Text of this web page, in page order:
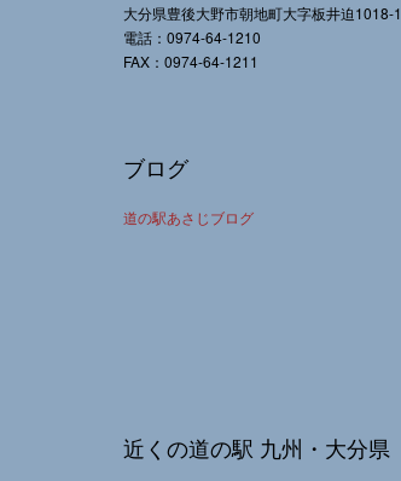
大分県豊後大野市朝地町大字板井迫1018-1
電話：0974-64-1210
FAX：0974-64-1211
ブログ
道の駅あさじブログ
近くの道の駅 九州・大分県